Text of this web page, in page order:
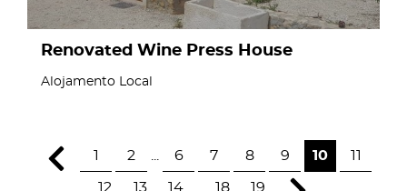
Renovated Wine Press House
Alojamento Local
1 2 6 7 8 9 10 11
12 13 14 18 19